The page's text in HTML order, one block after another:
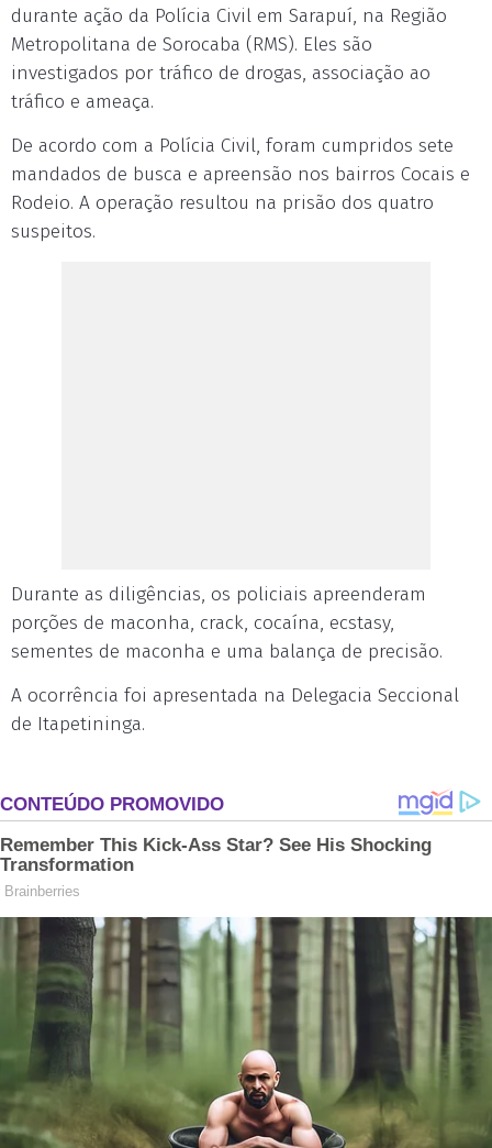
durante ação da Polícia Civil em Sarapuí, na Região
Metropolitana de Sorocaba (RMS). Eles são
investigados por tráfico de drogas, associação ao
tráfico e ameaça.
De acordo com a Polícia Civil, foram cumpridos sete
mandados de busca e apreensão nos bairros Cocais e
Rodeio. A operação resultou na prisão dos quatro
suspeitos.
Durante as diligências, os policiais apreenderam
porções de maconha, crack, cocaína, ecstasy,
sementes de maconha e uma balança de precisão.
A ocorrência foi apresentada na Delegacia Seccional
de Itapetininga.